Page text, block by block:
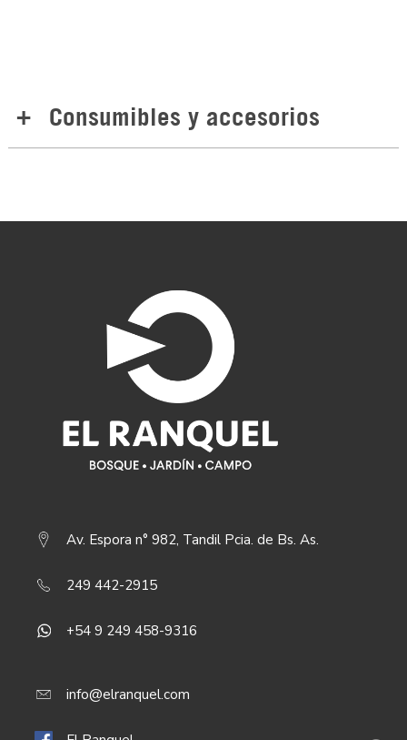
Consumibles y accesorios
Av. Espora n° 982, Tandil Pcia. de Bs. As.
249 442-2915
+54 9 249 458-9316
info@elranquel.com